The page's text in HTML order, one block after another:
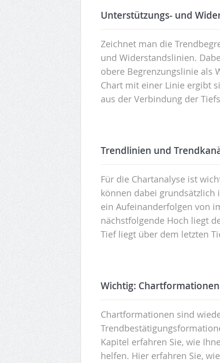
Unterstützungs- und
Zeichnet man die
und Widerstandslinien.
obere Begrenzungslinie als
Chart mit einer Linie ergibt
aus der Verbindung der
Trendlinien und
Für die Chartanalyse ist
können dabei grundsätzlich
ein Aufeinanderfolgen von
nächstfolgende Hoch liegt
Tief liegt über dem letzten
Wichtig:
Chartformationen sind
Kapitel erfahren Sie, wie
helfen. Hier erfahren Sie,